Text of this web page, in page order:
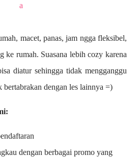
a
macet, panas, jam ngga fleksibel,
ke rumah. Suasana lebih cozy karena
diatur sehingga tidak mengganggu
bertabrakan dengan les lainnya =)
dengan berbagai promo yang